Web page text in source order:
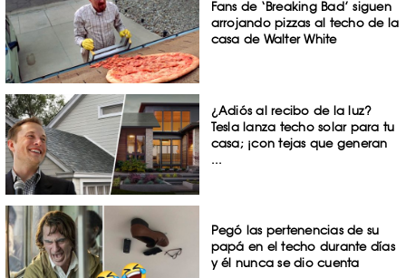
Fans de ‘Breaking Bad’ siguen
arrojando pizzas al techo de la
casa de Walter White
¿Adiós al recibo de la luz?
Tesla lanza techo solar para tu
casa; ¡con tejas que generan
...
Pegó las pertenencias de su
papá en el techo durante días
y él nunca se dio cuenta